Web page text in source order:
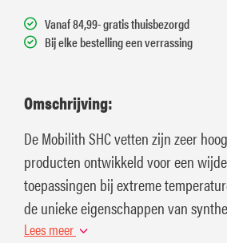
Vanaf 84,99- gratis thuisbezorgd
Bij elke bestelling een verrassing
Omschrijving:
De Mobilith SHC vetten zijn zeer hoogwaardige
producten ontwikkeld voor een
toepassingen bij extreme
de unieke eigenschappen van
met die van een hoogwaardige
Lees meer